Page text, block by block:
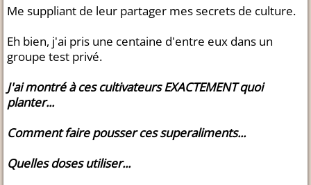
Me suppliant de leur partager mes secrets de culture.
Eh bien, j'ai pris une centaine d'entre eux dans un
groupe test privé.
J'ai montré à ces cultivateurs EXACTEMENT quoi
planter...
Comment faire pousser ces superaliments...
Quelles doses utiliser...